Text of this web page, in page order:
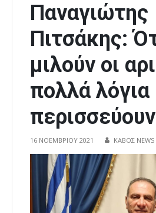
Παναγιώτης
Πιτσάκης:
μιλούν οι
πολλά λόγια
16 ΝΟΕΜΒΡΊΟΥ 2021 ΚΑΒΟΣ NEWS